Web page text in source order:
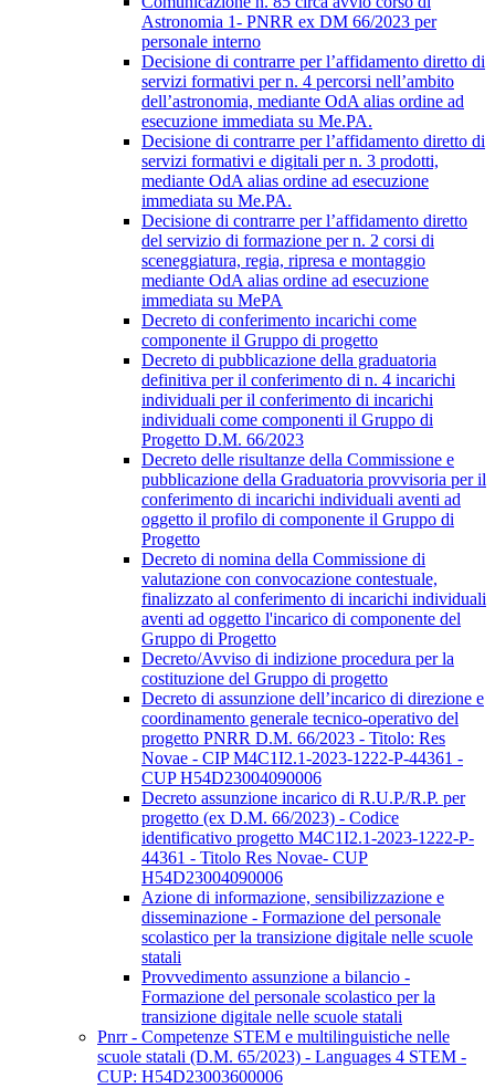
Astronomia 1- PNRR ex DM 66/2023 per
personale interno
Decisione di contrarre per l’affidamento diretto di
servizi formativi per n. 4 percorsi nell’ambito
dell’astronomia, mediante OdA alias ordine ad
esecuzione immediata su Me.PA.
Decisione di contrarre per l’affidamento diretto di
servizi formativi e digitali per n. 3 prodotti,
mediante OdA alias ordine ad esecuzione
immediata su Me.PA.
Decisione di contrarre per l’affidamento diretto
del servizio di formazione per n. 2 corsi di
sceneggiatura, regia, ripresa e montaggio
mediante OdA alias ordine ad esecuzione
immediata su MePA
Decreto di conferimento incarichi come
componente il Gruppo di progetto
Decreto di pubblicazione della graduatoria
definitiva per il conferimento di n. 4 incarichi
individuali per il conferimento di incarichi
individuali come componenti il Gruppo di
Progetto D.M. 66/2023
Decreto delle risultanze della Commissione e
pubblicazione della Graduatoria provvisoria per il
conferimento di incarichi individuali aventi ad
oggetto il profilo di componente il Gruppo di
Progetto
Decreto di nomina della Commissione di
valutazione con convocazione contestuale,
finalizzato al conferimento di incarichi individuali
aventi ad oggetto l'incarico di componente del
Gruppo di Progetto
Decreto/Avviso di indizione procedura per la
costituzione del Gruppo di progetto
Decreto di assunzione dell’incarico di direzione e
coordinamento generale tecnico-operativo del
progetto PNRR D.M. 66/2023 - Titolo: Res
Novae - CIP M4C1I2.1-2023-1222-P-44361 -
CUP H54D23004090006
Decreto assunzione incarico di R.U.P./R.P. per
progetto (ex D.M. 66/2023) - Codice
identificativo progetto M4C1I2.1-2023-1222-P-
44361 - Titolo Res Novae- CUP
H54D23004090006
Azione di informazione, sensibilizzazione e
disseminazione - Formazione del personale
scolastico per la transizione digitale nelle scuole
statali
Provvedimento assunzione a bilancio -
Formazione del personale scolastico per la
transizione digitale nelle scuole statali
Pnrr - Competenze STEM e multilinguistiche nelle
scuole statali (D.M. 65/2023) - Languages 4 STEM -
CUP: H54D23003600006